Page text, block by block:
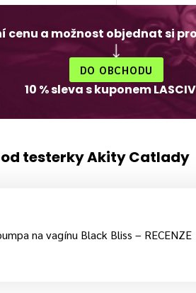
cenu a možnost objednat si
DO OBCHODU
10 % sleva s kuponem
od testerky Akity Catlady
na vagínu Black Bliss – RECENZE